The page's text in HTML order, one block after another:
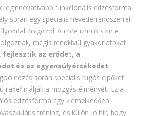
leginnovatívabb funkcionális edzésforma
során egy speciális hevederrendszerrel
dolgozol. A core izmok szinte
mégis rendkívül gyakorlatokat
fejlesztik az erődet, a
és az egyensúlyérzékedet.
edzés során speciális rugós cipőket
a mozgás élményét. Ez a
edzésforma egy kiemelkedően
tréning, és külön jó hír, hogy